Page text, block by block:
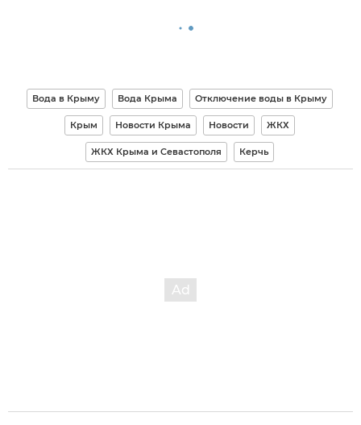
Вода в Крыму Вода Крыма Отключение воды в Крыму
Крым Новости Крыма Новости ЖКХ
ЖКХ Крыма и Севастополя Керчь